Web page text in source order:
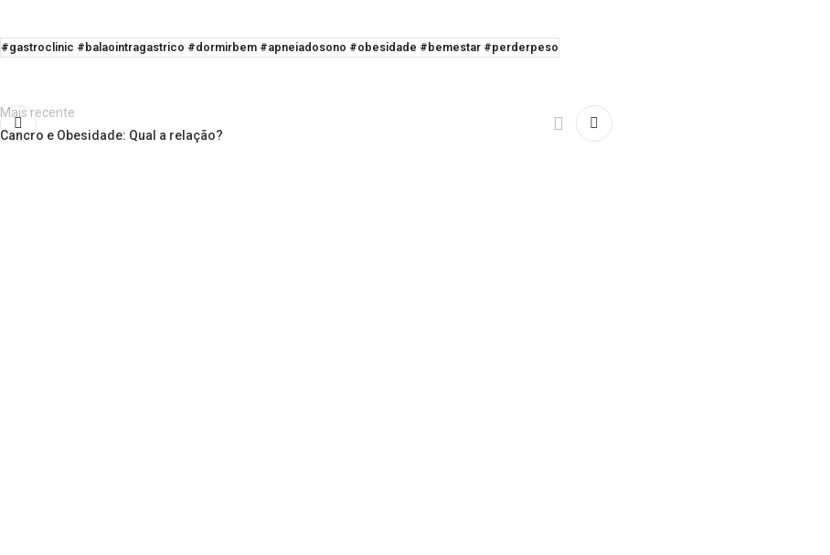
#gastroclinic #balaointragastrico #dormirbem #apneiadosono #obesidade #bemestar #perderpeso
Mais recente
Cancro e Obesidade: Qual a relação?